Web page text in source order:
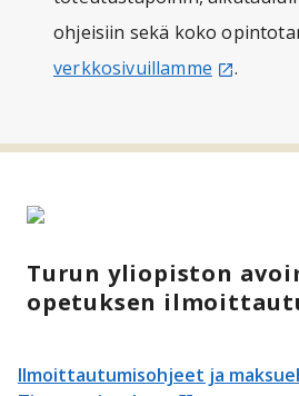
ohjeisiin sekä koko
verkkosivuillamme Avautuu
.
Turun yliopiston
opetuksen
Ilmoittautumisohjeet ja
Avautuu uudessa välilehdessä